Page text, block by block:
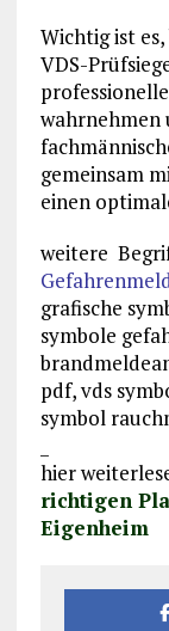
Wichtig ist
VDS-
wahrnehmen
gemeinsam
einen
weitere
grafische
symbole
pdf, vds
symbol
hier
richtigen
Eigenheim